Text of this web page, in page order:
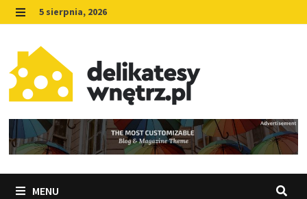
Skip
to
content
MENU
5 sierpnia, 2026
MENU